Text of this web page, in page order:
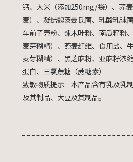
钙、大米（添加250mg/袋）、荞
麦）、凝结魏茨曼氏菌、乳酸乳球
车前子壳粉、辣木叶粉、南瓜籽粉
麦芽糊精）、燕麦纤维、食用盐、
麦芽糊精）、黑芝麻粉、亚麻籽浓
蛋白、三氯蔗糖（蔗糖素）
致敏物质提示：本产品含有乳及乳
及其制品、大豆及其制品。